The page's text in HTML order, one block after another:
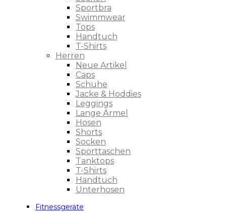
Sportbra
Swimmwear
Tops
Handtuch
T-Shirts
Herren
Neue Artikel
Caps
Schuhe
Jacke & Hoddies
Leggings
Lange Ärmel
Hosen
Shorts
Socken
Sporttaschen
Tanktops
T-Shirts
Handtuch
Unterhosen
Fitnessgeräte